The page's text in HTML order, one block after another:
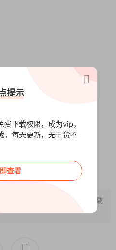
型
全文
，转载
提示
下载权限，成为vip，
，每天更新，无干货不
查看